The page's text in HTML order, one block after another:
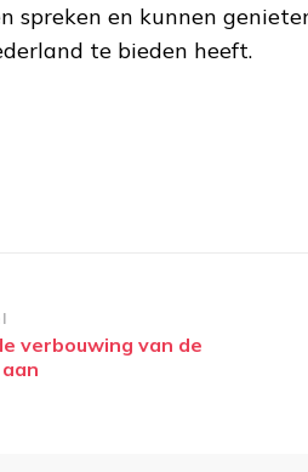
spreken en kunnen
te bieden heeft.
verbouwing van de